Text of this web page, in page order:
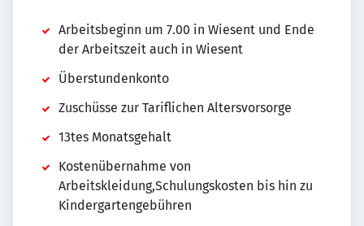
Arbeitsbeginn um 7.00 in Wiesent und Ende
der Arbeitszeit auch in Wiesent
Überstundenkonto
Zuschüsse zur Tariflichen Altersvorsorge
13tes Monatsgehalt
Kostenübernahme von
Arbeitskleidung,Schulungskosten bis hin zu
Kindergartengebühren